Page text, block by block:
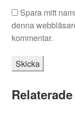
Spara mitt
denna
kommentar.